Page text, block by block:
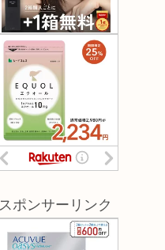
スポンサーリンク